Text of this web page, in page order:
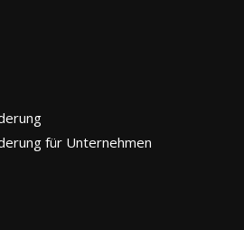
für Unternehmen